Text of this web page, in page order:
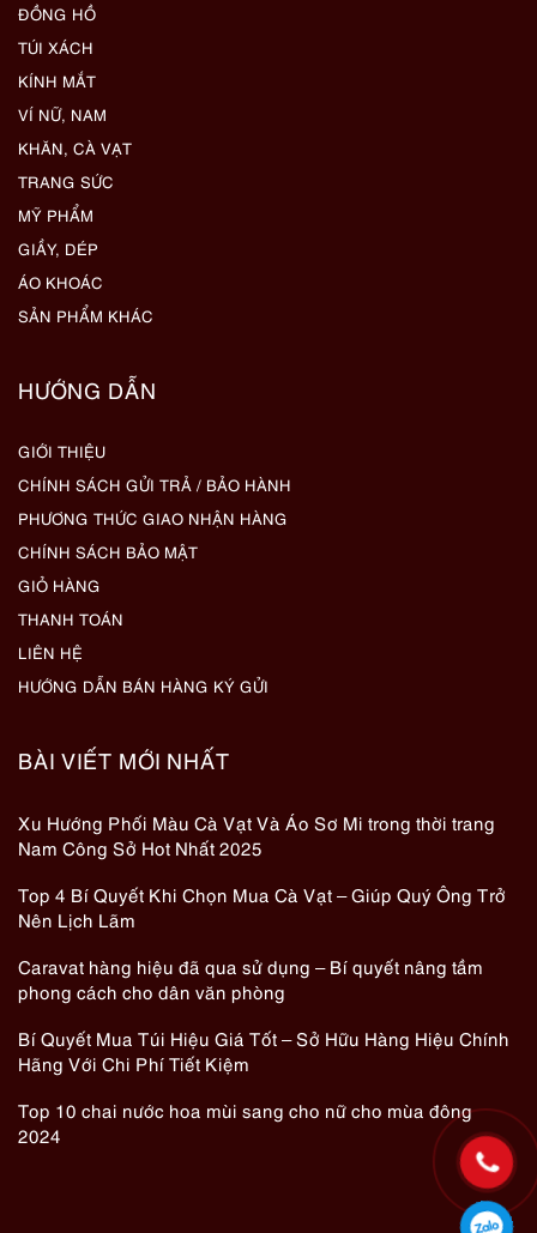
ĐỒNG HỒ
TÚI XÁCH
KÍNH MẮT
VÍ NỮ, NAM
KHĂN, CÀ VẠT
TRANG SỨC
MỸ PHẨM
GIẦY, DÉP
ÁO KHOÁC
SẢN PHẨM KHÁC
HƯỚNG DẪN
GIỚI THIỆU
CHÍNH SÁCH GỬI TRẢ / BẢO HÀNH
PHƯƠNG THỨC GIAO NHẬN HÀNG
CHÍNH SÁCH BẢO MẬT
GIỎ HÀNG
THANH TOÁN
LIÊN HỆ
HƯỚNG DẪN BÁN HÀNG KÝ GỬI
BÀI VIẾT MỚI NHẤT
Xu Hướng Phối Màu Cà Vạt Và Áo Sơ Mi trong thời trang
Nam Công Sở Hot Nhất 2025
Top 4 Bí Quyết Khi Chọn Mua Cà Vạt – Giúp Quý Ông Trở
Nên Lịch Lãm
Caravat hàng hiệu đã qua sử dụng – Bí quyết nâng tầm
phong cách cho dân văn phòng
Bí Quyết Mua Túi Hiệu Giá Tốt – Sở Hữu Hàng Hiệu Chính
Hãng Với Chi Phí Tiết Kiệm
Top 10 chai nước hoa mùi sang cho nữ cho mùa đông
2024